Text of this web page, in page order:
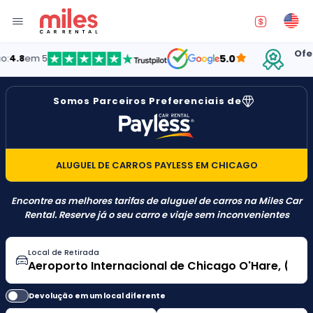
5 5.0
Somos Parceiros Preferenciais de
ALUGUEL DE CARROS PAYLESS EM CHICAGO
Encontre as melhores tarifas de aluguel de carros na Miles Car
Rental. Reserve já o seu carro e viaje sem inconvenientes
Local de Retirada
Devolução em um local diferente